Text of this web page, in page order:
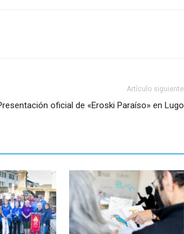
Artículo siguiente
oficial de «Eroski Paraíso» en Lugo